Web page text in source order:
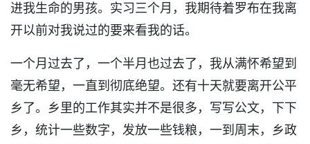
进我生命的男孩。实习三个月，我期待着罗布在我离
开以前对我说过的要来看我的话。
一个月过去了，一个半月也过去了，我从满怀希望到
毫无希望，一直到彻底绝望。还有十天就要离开公平
乡了。乡里的工作其实并不是很多，写写公文，下下
乡，统计一些数字，发放一些钱粮，一到周末，乡政